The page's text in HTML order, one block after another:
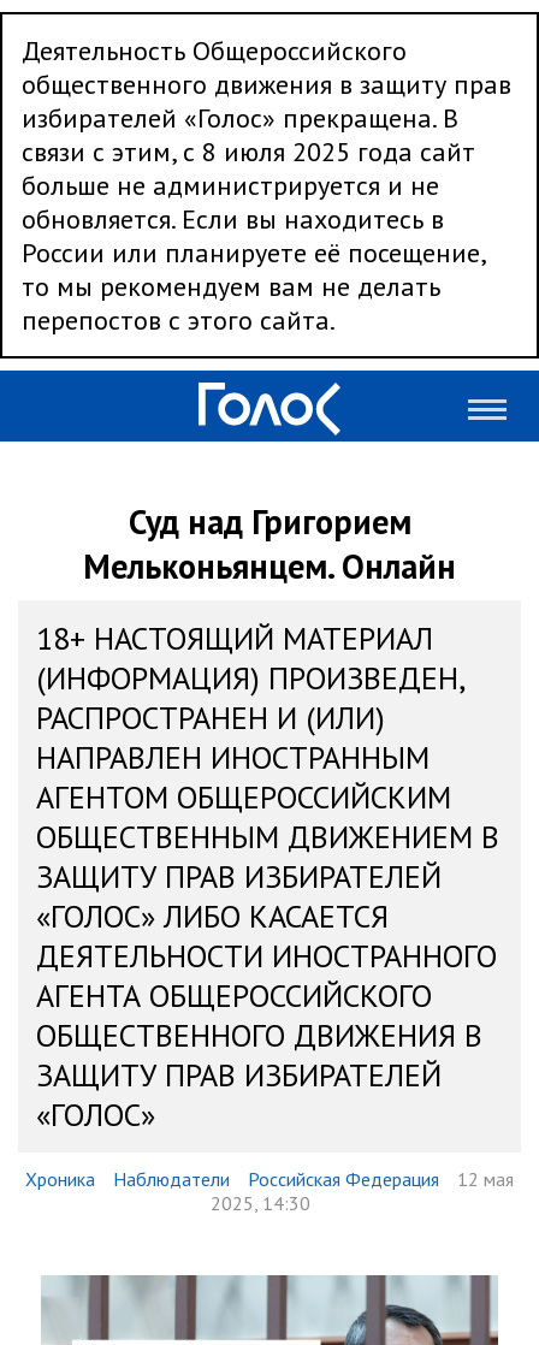
Деятельность Общероссийского
общественного движения в защиту прав
избирателей «Голос» прекращена. В
связи с этим, с 8 июля 2025 года сайт
больше не администрируется и не
обновляется. Если вы находитесь в
России или планируете её посещение,
то мы рекомендуем вам не делать
перепостов с этого сайта.
Суд над Григорием
Мельконьянцем. Онлайн
18+ НАСТОЯЩИЙ МАТЕРИАЛ
(ИНФОРМАЦИЯ) ПРОИЗВЕДЕН,
РАСПРОСТРАНЕН И (ИЛИ)
НАПРАВЛЕН ИНОСТРАННЫМ
АГЕНТОМ ОБЩЕРОССИЙСКИМ
ОБЩЕСТВЕННЫМ ДВИЖЕНИЕМ В
ЗАЩИТУ ПРАВ ИЗБИРАТЕЛЕЙ
«ГОЛОС» ЛИБО КАСАЕТСЯ
ДЕЯТЕЛЬНОСТИ ИНОСТРАННОГО
АГЕНТА ОБЩЕРОССИЙСКОГО
ОБЩЕСТВЕННОГО ДВИЖЕНИЯ В
ЗАЩИТУ ПРАВ ИЗБИРАТЕЛЕЙ
«ГОЛОС»
Хроника Наблюдатели Российская Федерация
12 мая
2025, 14:30